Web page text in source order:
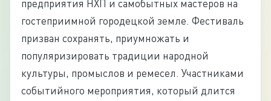
предприятия НХП и самобытных мастеров на
гостеприимной городецкой земле. Фестиваль
призван сохранять, приумножать и
популяризировать традиции народной
культуры, промыслов и ремесел. Участниками
событийного мероприятия, который длится